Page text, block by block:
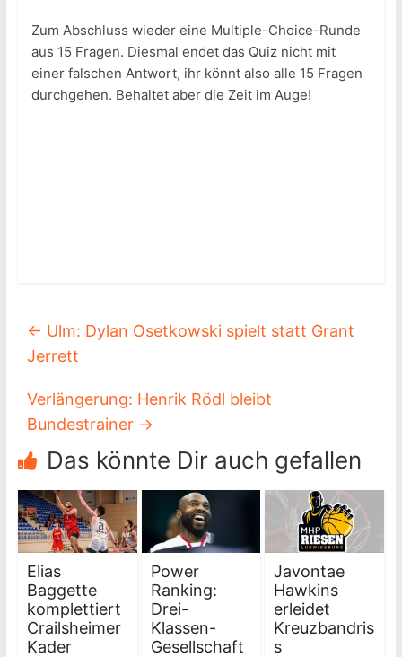
Zum Abschluss wieder eine Multiple-Choice-Runde
aus 15 Fragen. Diesmal endet das Quiz nicht mit
einer falschen Antwort, ihr könnt also alle 15 Fragen
durchgehen. Behaltet aber die Zeit im Auge!
← Ulm: Dylan Osetkowski spielt statt Grant
Jerrett
Verlängerung: Henrik Rödl bleibt
Bundestrainer →
Das könnte Dir auch gefallen
Elias
Baggette
komplettiert
Crailsheimer
Kader
Power
Ranking:
Drei-
Klassen-
Gesellschaft
Javontae
Hawkins
erleidet
Kreuzbandris
s